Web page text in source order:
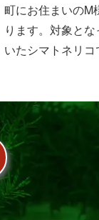
町にお住まいのM
ります。対象と
いたシマトネリ
的な剪定を行わ
庭の管･･･